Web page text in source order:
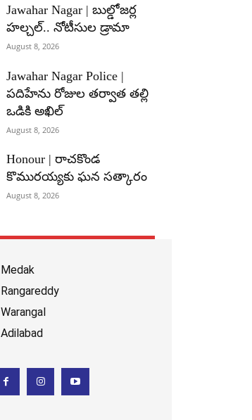
Jawahar Nagar | బుల్డోజర్ల
హల్చల్.. నోటీసుల డ్రామా
August 8, 2026
Jawahar Nagar Police |
పదిహేను రోజుల తర్వాత తల్లి
ఒడికి అఖిల్
August 8, 2026
Honour | రాచకొండ
కొమురయ్యకు ఘన సత్కారం
August 8, 2026
Medak
Rangareddy
Warangal
Adilabad